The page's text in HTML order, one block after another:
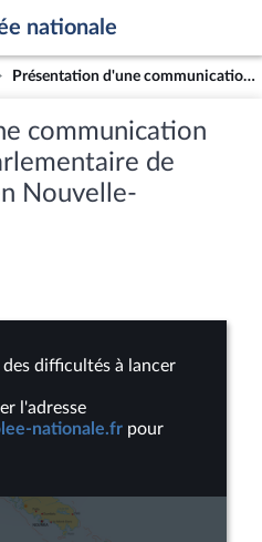
nationale
Présentation d'une communication sur le contrôle parlementaire de l’état d’urgence en Nouvelle-Calédonie
communication
de
Nouvelle-
difficultés à lancer
l'adresse
nationale.fr pour